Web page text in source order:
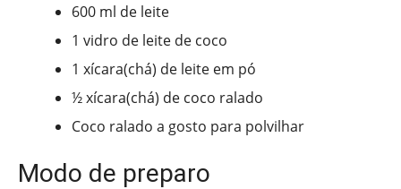
600 ml de leite
1 vidro de leite de coco
1 xícara(chá) de leite em pó
½ xícara(chá) de coco ralado
Coco ralado a gosto para polvilhar
Modo de preparo